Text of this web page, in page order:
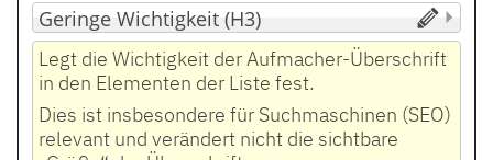
Legt die Wichtigkeit der Aufmacher-Überschrift
in den Elementen der Liste fest.
Dies ist insbesondere für Suchmaschinen (SEO)
relevant und verändert nicht die sichtbare